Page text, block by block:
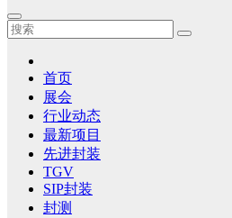
首页
展会
行业动态
最新项目
先进封装
TGV
SIP封装
封测